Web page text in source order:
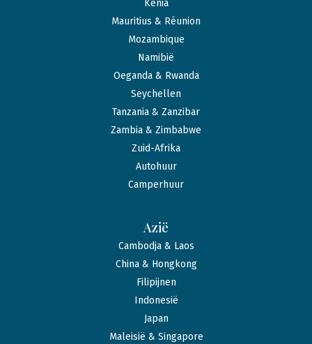
Kenia
Mauritius & Réunion
Mozambique
Namibië
Oeganda & Rwanda
Seychellen
Tanzania & Zanzibar
Zambia & Zimbabwe
Zuid-Afrika
Autohuur
Camperhuur
Azië
Cambodja & Laos
China & Hongkong
Filipijnen
Indonesië
Japan
Maleisië & Singapore